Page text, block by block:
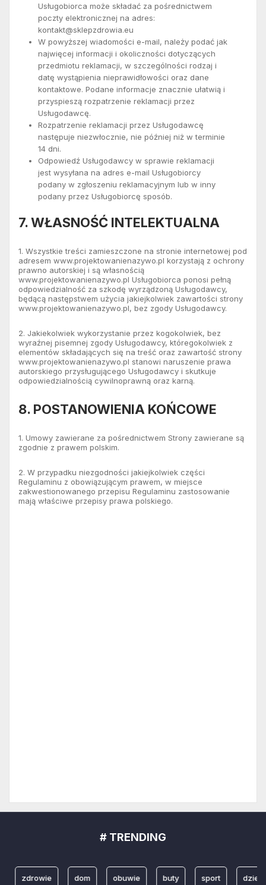
Usługobiorca może składać za pośrednictwem
poczty elektronicznej na adres:
kontakt@sklepzdrowia.eu
W powyższej wiadomości e-mail, należy podać jak
najwięcej informacji i okoliczności dotyczących
przedmiotu reklamacji, w szczególności rodzaj i
datę wystąpienia nieprawidłowości oraz dane
kontaktowe. Podane informacje znacznie ułatwią i
przyspieszą rozpatrzenie reklamacji przez
Usługodawcę.
Rozpatrzenie reklamacji przez Usługodawcę
następuje niezwłocznie, nie później niż w terminie
14 dni.
Odpowiedź Usługodawcy w sprawie reklamacji
jest wysyłana na adres e-mail Usługobiorcy
podany w zgłoszeniu reklamacyjnym lub w inny
podany przez Usługobiorcę sposób.
7. WŁASNOŚĆ INTELEKTUALNA
1. Wszystkie treści zamieszczone na stronie internetowej pod
adresem www.projektowanienazywo.pl korzystają z ochrony
prawno autorskiej i są własnością
www.projektowanienazywo.pl Usługobiorca ponosi pełną
odpowiedzialność za szkodę wyrządzoną Usługodawcy,
będącą następstwem użycia jakiejkolwiek zawartości strony
www.projektowanienazywo.pl, bez zgody Usługodawcy.
2. Jakiekolwiek wykorzystanie przez kogokolwiek, bez
wyraźnej pisemnej zgody Usługodawcy, któregokolwiek z
elementów składających się na treść oraz zawartość strony
www.projektowanienazywo.pl stanowi naruszenie prawa
autorskiego przysługującego Usługodawcy i skutkuje
odpowiedzialnością cywilnoprawną oraz karną.
8. POSTANOWIENIA KOŃCOWE
1. Umowy zawierane za pośrednictwem Strony zawierane są
zgodnie z prawem polskim.
2. W przypadku niezgodności jakiejkolwiek części
Regulaminu z obowiązującym prawem, w miejsce
zakwestionowanego przepisu Regulaminu zastosowanie
mają właściwe przepisy prawa polskiego.
# TRENDING
zdrowie dom obuwie buty sport dzieci